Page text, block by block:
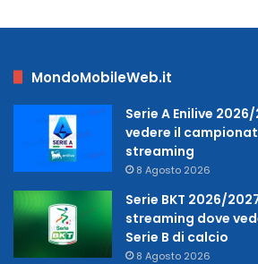
MondoMobileWeb.it
Serie A Enilive
vedere il
streaming
8 Agosto 2026
Serie BKT 2026/
streaming dove
Serie B di calcio
8 Agosto 2026